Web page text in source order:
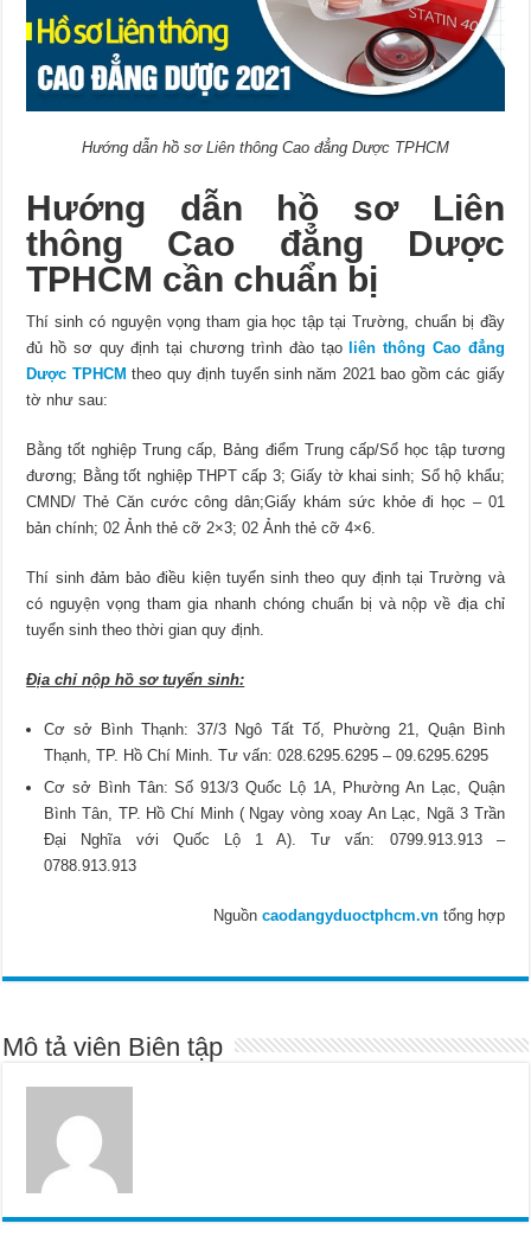
Hướng dẫn hồ sơ Liên thông Cao đẳng Dược TPHCM
Hướng dẫn hồ sơ Liên
thông Cao đẳng Dược
TPHCM cần chuẩn bị
Thí sinh có nguyện vọng tham gia học tập tại Trường, chuẩn bị đầy
đủ hồ sơ quy định tại chương trình đào tạo
liên thông Cao đẳng
Dược TPHCM theo quy định tuyển sinh năm 2021 bao gồm các giấy
tờ như sau:
Bằng tốt nghiệp Trung cấp, Bảng điểm Trung cấp/Sổ học tập tương
đương; Bằng tốt nghiệp THPT cấp 3; Giấy tờ khai sinh; Sổ hộ khẩu;
CMND/ Thẻ Căn cước công dân;Giấy khám sức khỏe đi học – 01
bản chính; 02 Ảnh thẻ cỡ 2×3; 02 Ảnh thẻ cỡ 4×6.
Thí sinh đảm bảo điều kiện tuyển sinh theo quy định tại Trường và
có nguyện vọng tham gia nhanh chóng chuẩn bị và nộp về địa chỉ
tuyển sinh theo thời gian quy định.
Địa chỉ nộp hồ sơ tuyển sinh:
Cơ sở Bình Thạnh: 37/3 Ngô Tất Tố, Phường 21, Quận Bình
Thạnh, TP. Hồ Chí Minh. Tư vấn: 028.6295.6295 – 09.6295.6295
Cơ sở Bình Tân: Số 913/3 Quốc Lộ 1A, Phường An Lạc, Quận
Bình Tân, TP. Hồ Chí Minh ( Ngay vòng xoay An Lạc, Ngã 3 Trần
Đại Nghĩa với Quốc Lộ 1 A). Tư vấn: 0799.913.913 –
0788.913.913
Nguồn caodangyduoctphcm.vntổng hợp
Mô tả viên Biên tập